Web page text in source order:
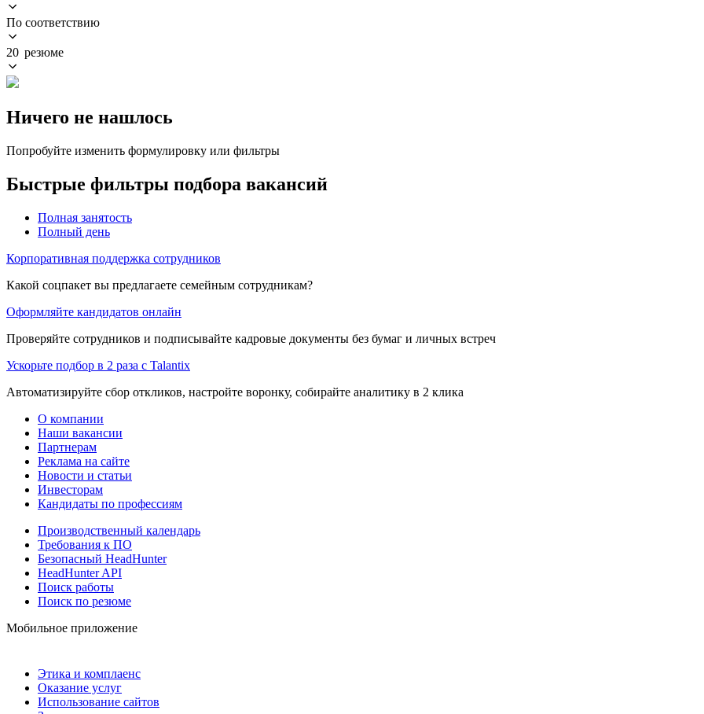
По соответствию
20 резюме
Ничего не нашлось
Попробуйте изменить формулировку или фильтры
Быстрые фильтры подбора вакансий
Полная занятость
Полный день
Корпоративная поддержка сотрудников
Какой соцпакет вы предлагаете семейным сотрудникам?
Оформляйте кандидатов онлайн
Проверяйте сотрудников и подписывайте кадровые документы без бумаг и личных встреч
Ускорьте подбор в 2 раза с Talantix
Автоматизируйте сбор откликов, настройте воронку, собирайте аналитику в 2 клика
О компании
Наши вакансии
Партнерам
Реклама на сайте
Новости и статьи
Инвесторам
Кандидаты по профессиям
Производственный календарь
Требования к ПО
Безопасный HeadHunter
HeadHunter API
Поиск работы
Поиск по резюме
Мобильное приложение
Этика и комплаенс
Оказание услуг
Использование сайтов